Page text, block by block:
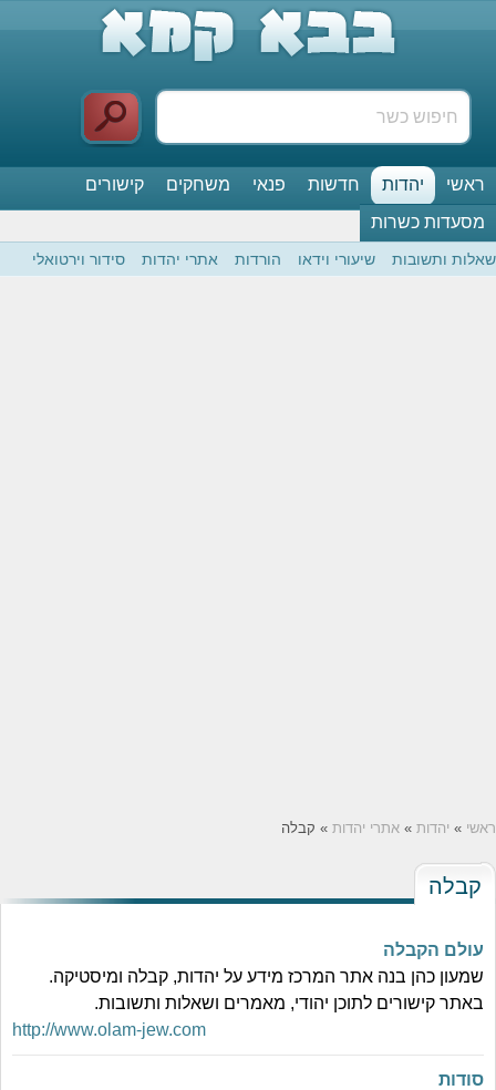
ראשי יהדות חדשות פנאי משחקים
קישורים
מסעדות כשרות
שאלות ותשובות שיעורי וידאו הורדות אתרי יהדות סידור וירטואלי
ראשי » יהדות » אתרי יהדות » קבלה
קבלה
עולם הקבלה
שמעון כהן בנה אתר המרכז מידע על יהדות, קבלה ומיסטיקה.
באתר קישורים לתוכן יהודי, מאמרים ושאלות ותשובות.
http://www.olam-jew.com
סודות